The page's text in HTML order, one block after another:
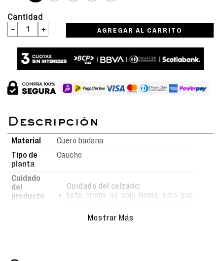
Cantidad
＋
－ AGREGAR AL CARRITO
Material
Cuero badana
Tipo de
planta
Caucho
Cuidado
del
producto
Cuidado del calzado:
Esta crema no solo limpia, sino que
material.
Al aplicarla con frecuencia,
Mostrar Más